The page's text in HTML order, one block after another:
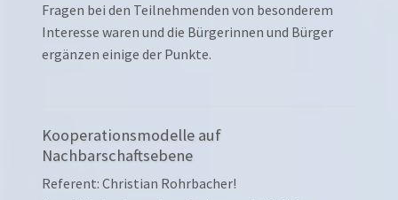
Fragen bei den Teilnehmenden von besonderem
Interesse waren und die Bürgerinnen und Bürger
ergänzen einige der Punkte.
Kooperationsmodelle auf
Nachbarschaftsebene
Referent: Christian Rohrbacher!